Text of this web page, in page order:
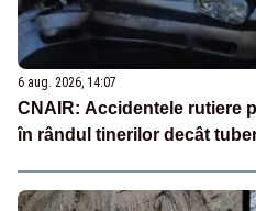
6 aug. 2026, 14:07
CNAIR: Accidentele rutiere
în rândul tinerilor decât